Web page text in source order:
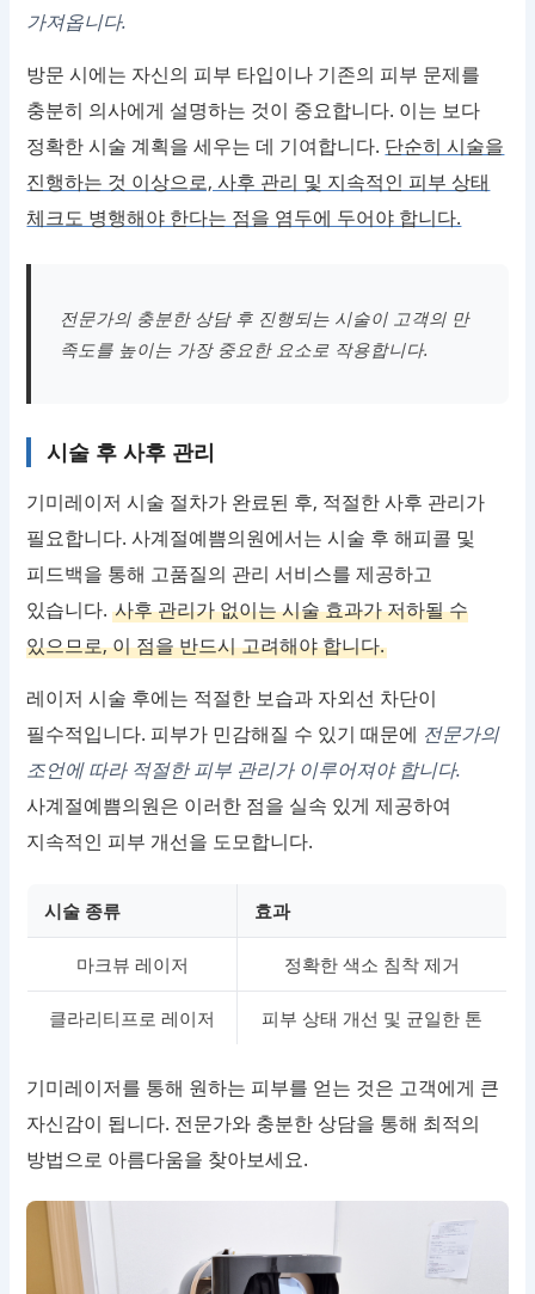
가져옵니다.
방문 시에는 자신의 피부 타입이나 기존의 피부 문제를
충분히 의사에게 설명하는 것이 중요합니다. 이는 보다
정확한 시술 계획을 세우는 데 기여합니다. 단순히 시술을
진행하는 것 이상으로, 사후 관리 및 지속적인 피부 상태
체크도 병행해야 한다는 점을 염두에 두어야 합니다.
전문가의 충분한 상담 후 진행되는 시술이 고객의 만
족도를 높이는 가장 중요한 요소로 작용합니다.
시술 후 사후 관리
기미레이저 시술 절차가 완료된 후, 적절한 사후 관리가
필요합니다. 사계절예쁨의원에서는 시술 후 해피콜 및
피드백을 통해 고품질의 관리 서비스를 제공하고
있습니다.사후 관리가 없이는 시술 효과가 저하될 수
있으므로, 이 점을 반드시 고려해야 합니다.
레이저 시술 후에는 적절한 보습과 자외선 차단이
필수적입니다. 피부가 민감해질 수 있기 때문에 전문가의
조언에 따라 적절한 피부 관리가 이루어져야 합니다.
사계절예쁨의원은 이러한 점을 실속 있게 제공하여
지속적인 피부 개선을 도모합니다.
시술 종류 효과
마크뷰 레이저 정확한 색소 침착 제거
클라리티프로 레이저 피부 상태 개선 및 균일한 톤
기미레이저를 통해 원하는 피부를 얻는 것은 고객에게 큰
자신감이 됩니다. 전문가와 충분한 상담을 통해 최적의
방법으로 아름다움을 찾아보세요.